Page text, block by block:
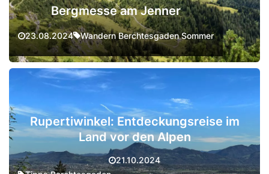
Bergmesse am Jenner
23.08.2024 Wandern Berchtesgaden Sommer
Rupertiwinkel: Entdeckungsreise im
Land vor den Alpen
21.10.2024